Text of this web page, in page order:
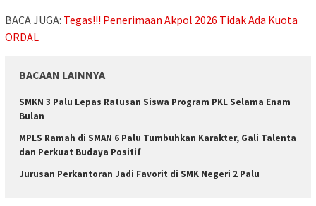
BACA JUGA: Tegas!!! Penerimaan Akpol 2026 Tidak Ada Kuota
ORDAL
BACAAN LAINNYA
SMKN 3 Palu Lepas Ratusan Siswa Program PKL Selama Enam
Bulan
MPLS Ramah di SMAN 6 Palu Tumbuhkan Karakter, Gali Talenta
dan Perkuat Budaya Positif
Jurusan Perkantoran Jadi Favorit di SMK Negeri 2 Palu